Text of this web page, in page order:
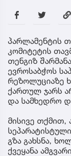
პარლამენტის
კომიტეტის
თენგიზ
ევროსაბჭოს
რეზოლუციაზე
ქართულ ჯარს
და სამხედრო
მისივე თქმით,
გზა გახსნა,
ქვეყანა